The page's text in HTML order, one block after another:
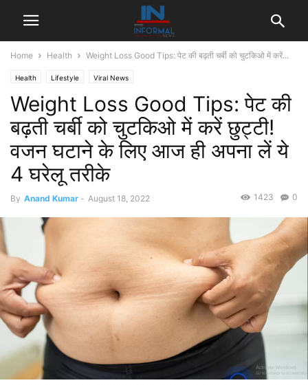
Home Health Weight Loss Good Tips: पेट की बढ़ती चर्बी को चुटकिओ में करें...
Health Lifestyle Viral News
Weight Loss Good Tips: पेट की
बढ़ती चर्बी को चुटकिओ में करें छुट्टी!
वजन घटाने के लिए आज ही अपना लें ये
4 घरेलू तरीके
By Anand Kumar - August 18, 2022 0
1423